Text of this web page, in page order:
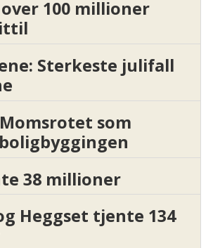
100 millioner
Sterkeste julifall
som
38 millioner
Heggset tjente 134